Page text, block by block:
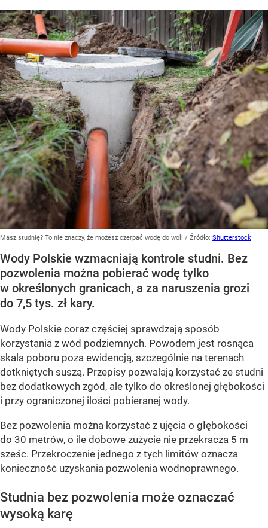
Masz studnię? To nie znaczy, że możesz czerpać wodę do woli / Źródło: Shutterstock
Wody Polskie wzmacniają kontrole studni. Bez
pozwolenia można pobierać wodę tylko
w określonych granicach, a za naruszenia grozi
do 7,5 tys. zł kary.
Wody Polskie coraz częściej sprawdzają sposób
korzystania z wód podziemnych. Powodem jest rosnąca
skala poboru poza ewidencją, szczególnie na terenach
dotkniętych suszą. Przepisy pozwalają korzystać ze studni
bez dodatkowych zgód, ale tylko do określonej głębokości
i przy ograniczonej ilości pobieranej wody.
Bez pozwolenia można korzystać z ujęcia o głębokości
do 30 metrów, o ile dobowe zużycie nie przekracza 5 m
sześc. Przekroczenie jednego z tych limitów oznacza
konieczność uzyskania pozwolenia wodnoprawnego.
Studnia bez pozwolenia może oznaczać
wysoką karę